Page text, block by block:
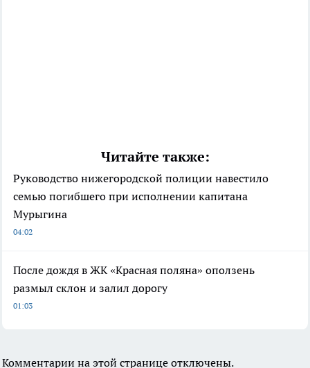
Читайте также:
Руководство нижегородской полиции навестило
семью погибшего при исполнении капитана
Мурыгина
04:02
После дождя в ЖК «Красная поляна» оползень
размыл склон и залил дорогу
01:03
Комментарии на этой странице отключены.